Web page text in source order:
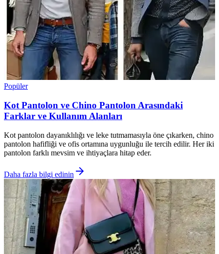
Popüler
Kot Pantolon ve Chino Pantolon Arasındaki
Farklar ve Kullanım Alanları
Kot pantolon dayanıklılığı ve leke tutmamasıyla öne çıkarken, chino
pantolon hafifliği ve ofis ortamına uygunluğu ile tercih edilir. Her iki
pantolon farklı mevsim ve ihtiyaçlara hitap eder.
Daha fazla bilgi edinin